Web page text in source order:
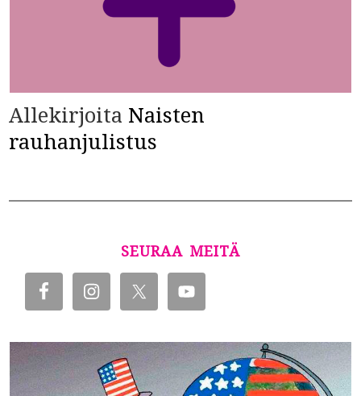
Allekirjoita Naisten
rauhanjulistus
SEURAA MEITÄ